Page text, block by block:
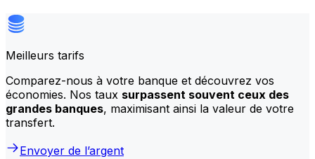
Meilleurs tarifs
Comparez-nous à votre banque et découvrez vos
économies. Nos taux surpassent souvent ceux des
grandes banques, maximisant ainsi la valeur de votre
transfert.
Envoyer de l’argent